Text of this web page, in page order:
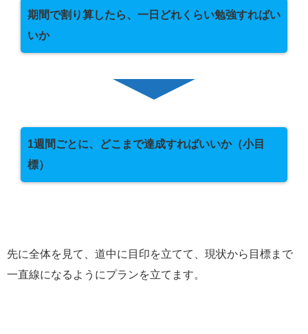
期間で割り算したら、一日どれくらい勉強すればい
いか
1週間ごとに、どこまで達成すればいいか（小目
標）
先に全体を見て、道中に目印を立てて、現状から目標まで
一直線になるようにプランを立てます。